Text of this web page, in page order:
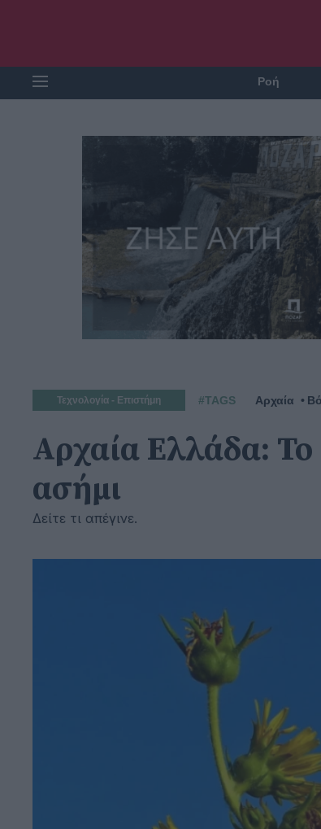
Ροή
Τεχνολογία - Επιστήμη #TAGS Αρχαία
Αρχαία Ελλάδα: Το
ασήμι
Δείτε τι απέγινε.